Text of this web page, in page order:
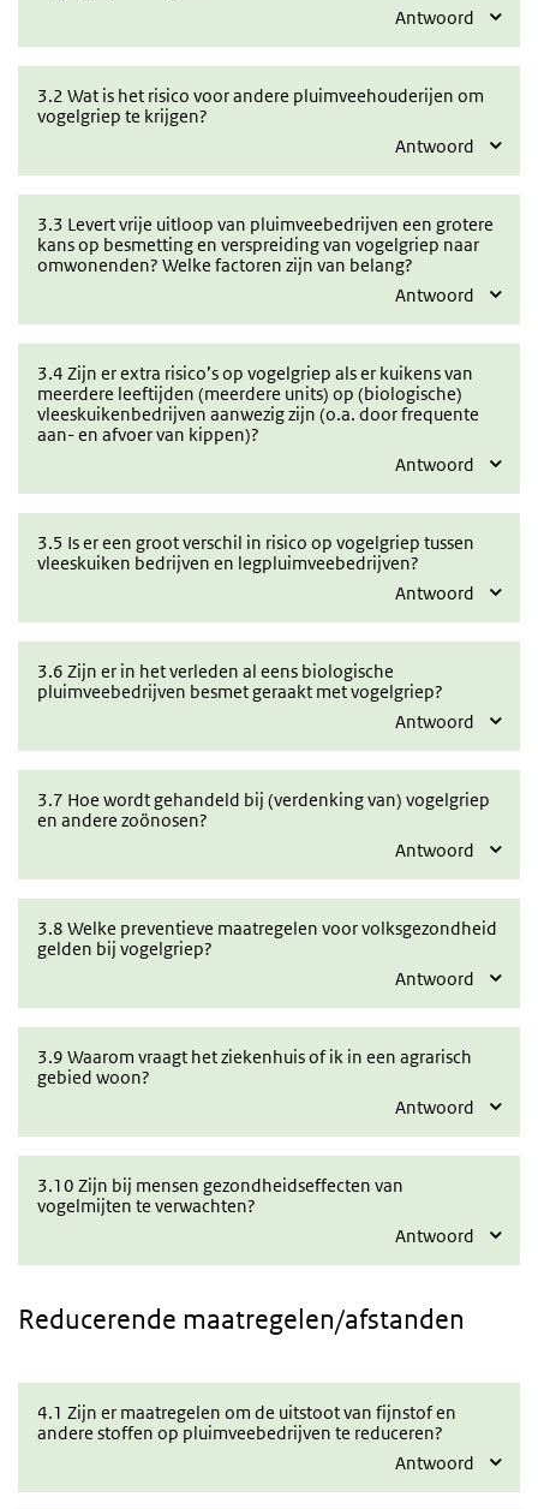
Antwoord
3.2 Wat is het risico voor andere pluimveehouderijen om
vogelgriep te krijgen?
Antwoord
3.3 Levert vrije uitloop van pluimveebedrijven een grotere
kans op besmetting en verspreiding van vogelgriep naar
omwonenden? Welke factoren zijn van belang?
Antwoord
3.4 Zijn er extra risico’s op vogelgriep als er kuikens van
meerdere leeftijden (meerdere units) op (biologische)
vleeskuikenbedrijven aanwezig zijn (o.a. door frequente
aan- en afvoer van kippen)?
Antwoord
3.5 Is er een groot verschil in risico op vogelgriep tussen
vleeskuiken bedrijven en legpluimveebedrijven?
Antwoord
3.6 Zijn er in het verleden al eens biologische
pluimveebedrijven besmet geraakt met vogelgriep?
Antwoord
3.7 Hoe wordt gehandeld bij (verdenking van) vogelgriep
en andere zoönosen?
Antwoord
3.8 Welke preventieve maatregelen voor volksgezondheid
gelden bij vogelgriep?
Antwoord
3.9 Waarom vraagt het ziekenhuis of ik in een agrarisch
gebied woon?
Antwoord
3.10 Zijn bij mensen gezondheidseffecten van
vogelmijten te verwachten?
Antwoord
Reducerende maatregelen/afstanden
4.1 Zijn er maatregelen om de uitstoot van fijnstof en
andere stoffen op pluimveebedrijven te reduceren?
Antwoord